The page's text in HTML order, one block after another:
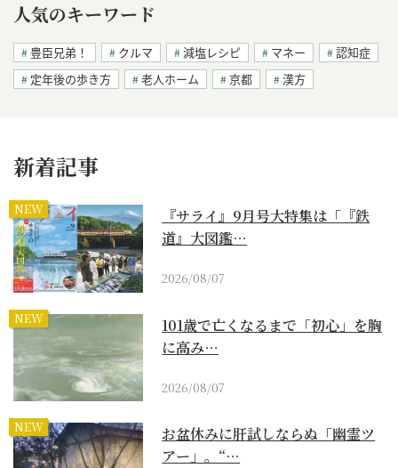
人気のキーワード
豊臣兄弟！ クルマ 減塩レシピ マネー
認知症
定年後の歩き方
老人ホーム 京都 漢方
新着記事
NEW
『サライ』9月号大特集は「『鉄
道』大図鑑…
2026/08/07
NEW
101歳で亡くなるまで「初心」を胸
に高み…
2026/08/07
NEW
お盆休みに肝試しならぬ「幽霊ツ
アー」。“…